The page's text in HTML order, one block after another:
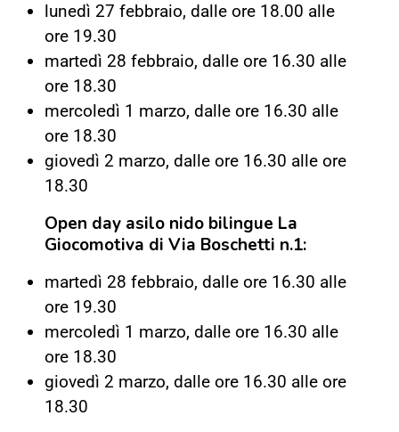
lunedì 27 febbraio, dalle ore 18.00 alle
ore 19.30
martedì 28 febbraio, dalle ore 16.30 alle
ore 18.30
mercoledì 1 marzo, dalle ore 16.30 alle
ore 18.30
giovedì 2 marzo, dalle ore 16.30 alle ore
18.30
Open day asilo nido bilingue La
Giocomotiva di Via Boschetti n.1:
martedì 28 febbraio, dalle ore 16.30 alle
ore 19.30
mercoledì 1 marzo, dalle ore 16.30 alle
ore 18.30
giovedì 2 marzo, dalle ore 16.30 alle ore
18.30